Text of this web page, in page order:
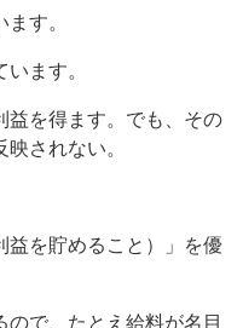
す。
ます。
益を得ます。でも、その
されない。
益を貯めること）」を優
で、たとえ給料が名目